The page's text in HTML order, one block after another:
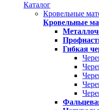
Каталог
Кровельные
Кровельные
Гибкая